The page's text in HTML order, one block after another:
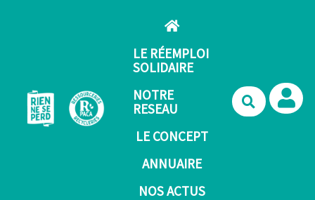
LE RÉEMPLOI
SOLIDAIRE
NOTRE
RESEAU
LE CONCEPT
ANNUAIRE
NOS ACTUS